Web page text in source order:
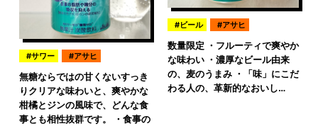
サワー アサヒ
無糖ならではの甘くないすっき
りクリアな味わいと、爽やかな
柑橘とジンの風味で、どんな食
事とも相性抜群です。 ・食事の
ビール アサヒ
数量限定 ・フルーティで爽やか
な味わい ・濃厚なビール由来
の、麦のうまみ ・「味」にこだ
わる人の、革新的なおいし…